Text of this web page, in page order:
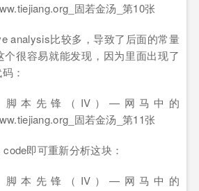
analysis比较多，导致了后面的常量
很容易就能发现，因为里面出现了
：
即可重新分析这块：